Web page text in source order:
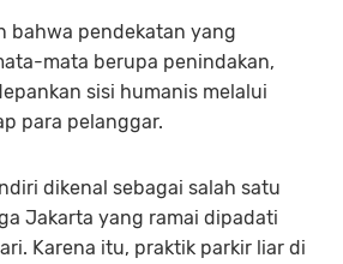
bahwa pendekatan yang
mata berupa penindakan,
sisi humanis melalui
para pelanggar.
dikenal sebagai salah satu
Jakarta yang ramai dipadati
Karena itu, praktik parkir liar di